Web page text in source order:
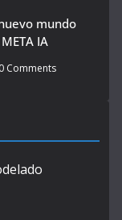
mundo
IA
0 Comments